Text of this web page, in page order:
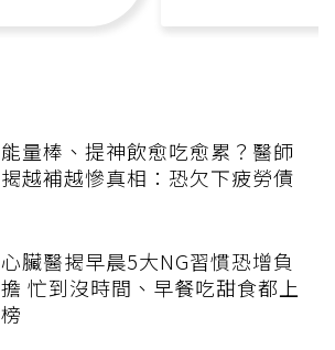
能量棒、提神飲愈吃愈累？醫師
揭越補越慘真相：恐欠下疲勞債
心臟醫揭早晨5大NG習慣恐增負
擔 忙到沒時間、早餐吃甜食都上
榜